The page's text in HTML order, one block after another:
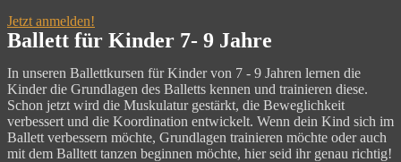
Jetzt anmelden!
Ballett für Kinder 7- 9 Jahre
In unseren Ballettkursen für Kinder von 7 - 9 Jahren lernen die
Kinder die Grundlagen des Balletts kennen und trainieren diese.
Schon jetzt wird die Muskulatur gestärkt, die Beweglichkeit
verbessert und die Koordination entwickelt. Wenn dein Kind sich im
Ballett verbessern möchte, Grundlagen trainieren möchte oder auch
mit dem Balltett tanzen beginnen möchte, hier seid ihr genau richtig!